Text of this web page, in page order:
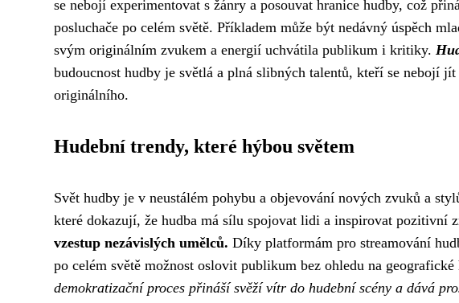
se nebojí experimentovat s žánry a posouvat hranice hudby, což
posluchače po celém světě. Příkladem může být nedávný úspěch
svým originálním zvukem a energií uchvátila publikum i kritiky.
budoucnost hudby je světlá a plná slibných talentů, kteří se nebojí
originálního.
Hudební trendy, které hýbou světem
Svět hudby je v neustálém pohybu a objevování nových zvuků a
které dokazují, že hudba má sílu spojovat lidi a inspirovat pozitivní
vzestup nezávislých umělců. Díky platformám pro streamování
po celém světě možnost oslovit publikum bez ohledu na
demokratizační proces přináší svěží vítr do hudební scény a dává